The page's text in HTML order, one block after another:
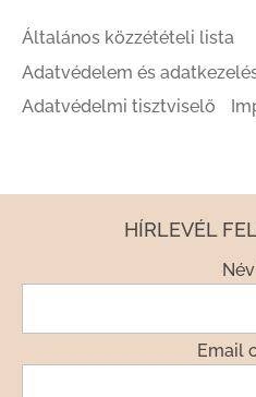
Általános közzétételi lista
Adatvédelem és
Adatvédelmi tisztviselő
HÍRLEVÉL
Név
Email